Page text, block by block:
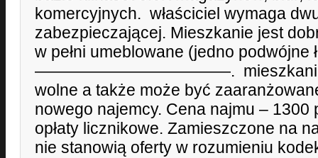
komercyjnych. właściciel wymaga
zabezpieczającej. Mieszkanie jest
w pełni umeblowane (jedno podwójne
————————————. mieszkanie w
wolne a także może być
nowego najemcy. Cena najmu – 1300
opłaty licznikowe. Zamieszczone na
nie stanowią oferty w rozumieniu